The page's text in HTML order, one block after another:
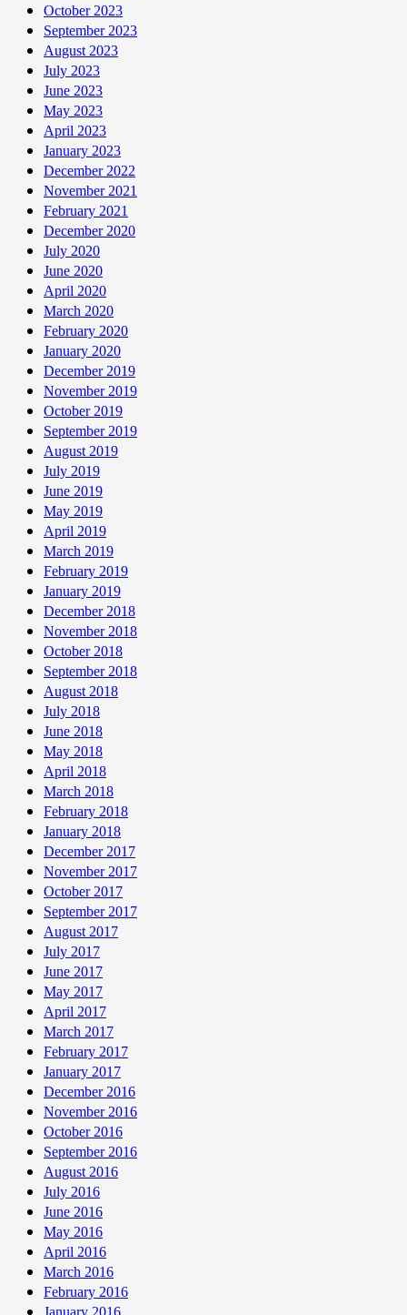
October 2023
September 2023
August 2023
July 2023
June 2023
May 2023
April 2023
January 2023
December 2022
November 2021
February 2021
December 2020
July 2020
June 2020
April 2020
March 2020
February 2020
January 2020
December 2019
November 2019
October 2019
September 2019
August 2019
July 2019
June 2019
May 2019
April 2019
March 2019
February 2019
January 2019
December 2018
November 2018
October 2018
September 2018
August 2018
July 2018
June 2018
May 2018
April 2018
March 2018
February 2018
January 2018
December 2017
November 2017
October 2017
September 2017
August 2017
July 2017
June 2017
May 2017
April 2017
March 2017
February 2017
January 2017
December 2016
November 2016
October 2016
September 2016
August 2016
July 2016
June 2016
May 2016
April 2016
March 2016
February 2016